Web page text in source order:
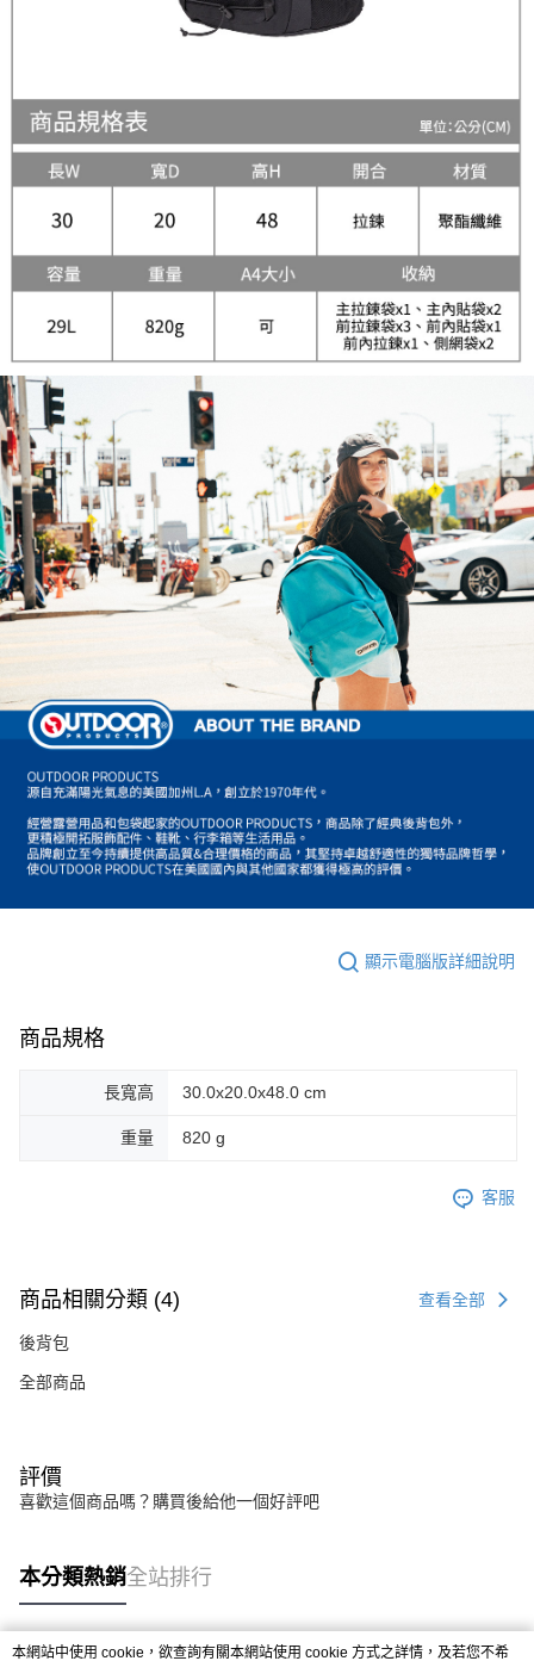
顯示電腦版詳細說明
商品規格
長寬高 30.0x20.0x48.0 cm
重量 820 g
客服
商品相關分類 (4) 查看全部
後背包
全部商品
評價
喜歡這個商品嗎？購買後給他一個好評吧
本分類熱銷全站排行
本網站中使用 cookie，欲查詢有關本網站使用 cookie 方式之詳情，及若您不希